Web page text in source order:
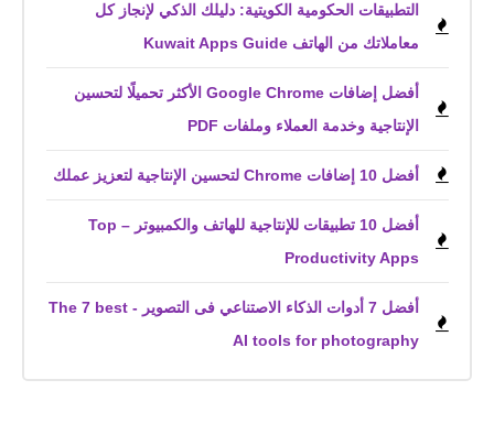
التطبيقات الحكومية الكويتية: دليلك الذكي لإنجاز كل
معاملاتك من الهاتف Kuwait Apps Guide
أفضل إضافات Google Chrome الأكثر تحميلًا لتحسين
الإنتاجية وخدمة العملاء وملفات PDF
أفضل 10 إضافات Chrome لتحسين الإنتاجية لتعزيز عملك
أفضل 10 تطبيقات للإنتاجية للهاتف والكمبيوتر – Top
Productivity Apps
أفضل 7 أدوات الذكاء الاصتناعي فى التصوير - The 7 best
AI tools for photography